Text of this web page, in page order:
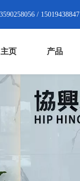
/ 15019438847
主页 产品